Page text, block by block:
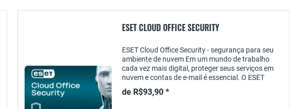
ESET CLOUD OFFICE SECURITY
ESET Cloud Office Security - segurança para seu
ambiente de nuvem Em um mundo de trabalho
cada vez mais digital, proteger seus serviços em
nuvem e contas de e-mail é essencial. O ESET
Cloud Office Security oferece uma solução
abrangente...
de R$93,90 *